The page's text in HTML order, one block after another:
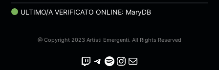
ULTIMO/A VERIFICATO ONLINE: MaryDB
@ Copyright 2023 Artisti Emergenti. All Rights Reserved
Twitch Telegram Spotify Instagram Email